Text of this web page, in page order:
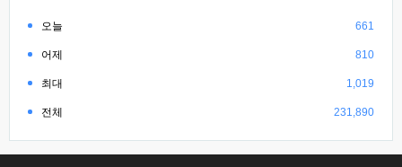
오늘 661
어제 810
최대 1,019
전체 231,890